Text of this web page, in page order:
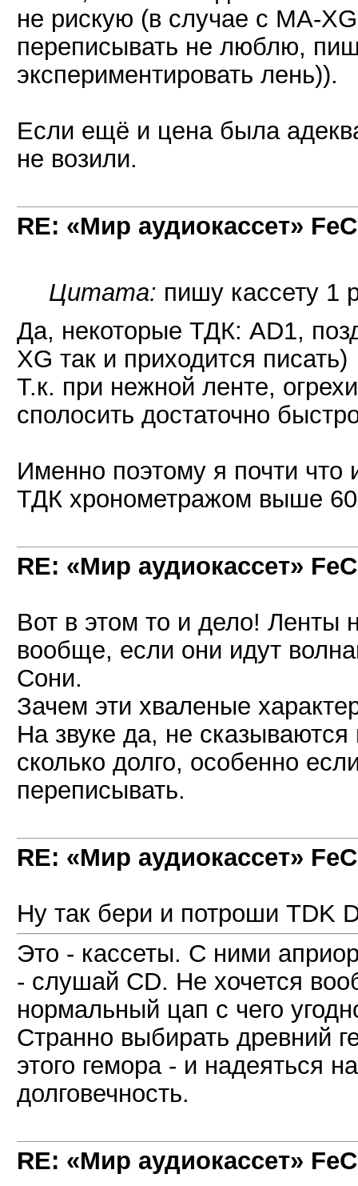
не рискую (в случае с MA-
переписывать не люблю,
экспериментировать лень)).
Если ещё и цена была
не возили.
RE: «Мир аудиокассет»
Цитата: пишу кассету 1
Да, некоторые ТДК: AD1,
XG так и приходится писать)
Т.к. при нежной ленте,
сполосить достаточно
Именно поэтому я почти
ТДК хронометражом выше
RE: «Мир аудиокассет»
Вот в этом то и дело! Ленты
вообще, если они идут
Сони.
Зачем эти хваленые
На звуке да, не
сколько долго, особенно
переписывать.
RE: «Мир аудиокассет»
Ну так бери и потроши TDK
Это - кассеты. С ними
- слушай CD. Не хочется
нормальный цап с чего
Странно выбирать древний
этого гемора - и надеяться
долговечность.
RE: «Мир аудиокассет»